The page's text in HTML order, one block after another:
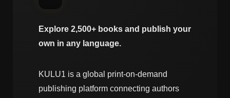
Explore 2,500+ books and publish your
own in any language.
KULU1 is a global print-on-demand
publishing platform connecting authors